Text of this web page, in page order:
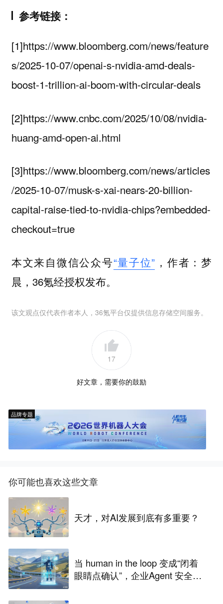
参考链接：
[1]https://www.bloomberg.com/news/feature
s/2025-10-07/openai-s-nvidia-amd-deals-
boost-1-trillion-ai-boom-with-circular-deals
[2]https://www.cnbc.com/2025/10/08/nvidia-
huang-amd-open-ai.html
[3]https://www.bloomberg.com/news/articles
/2025-10-07/musk-s-xai-nears-20-billion-
capital-raise-tied-to-nvidia-chips?embedded-
checkout=true
本文来自微信公众号“量子位” ，作者：梦
晨，36氪经授权发布。
该文观点仅代表作者本人，36氪平台仅提供信息存储空间服务。
17
好文章，需要你的鼓励
品牌专题
你可能也喜欢这些文章
天才，对AI发展到底有多重要？
当 human in the loop 变成“闭着
眼睛点确认”，企业Agent 安全还